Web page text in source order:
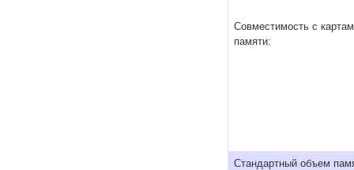
Совместимость с
памяти:
Стандартный объем